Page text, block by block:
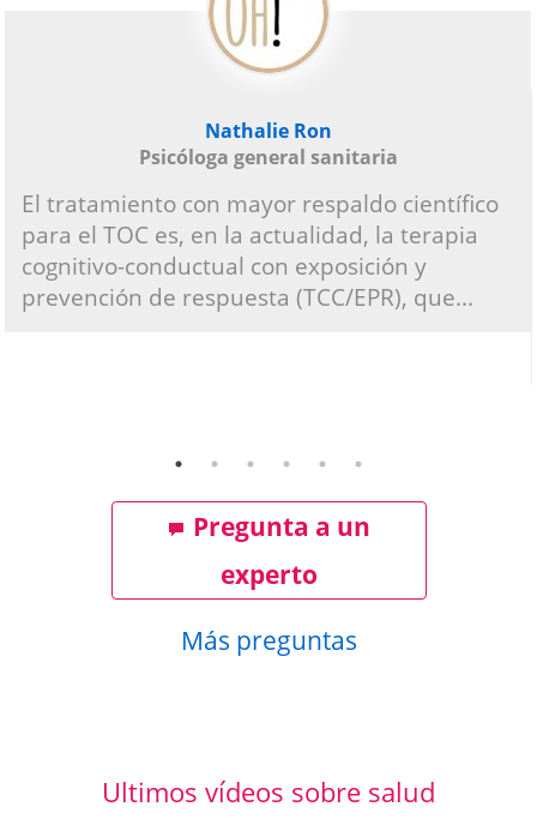
Nathalie Ron
Psicóloga general sanitaria
El tratamiento con mayor respaldo científico
para el TOC es, en la actualidad, la terapia
cognitivo-conductual con exposición y
prevención de respuesta (TCC/EPR), que...
Pregunta a un
experto
Más preguntas
Ultimos vídeos sobre salud